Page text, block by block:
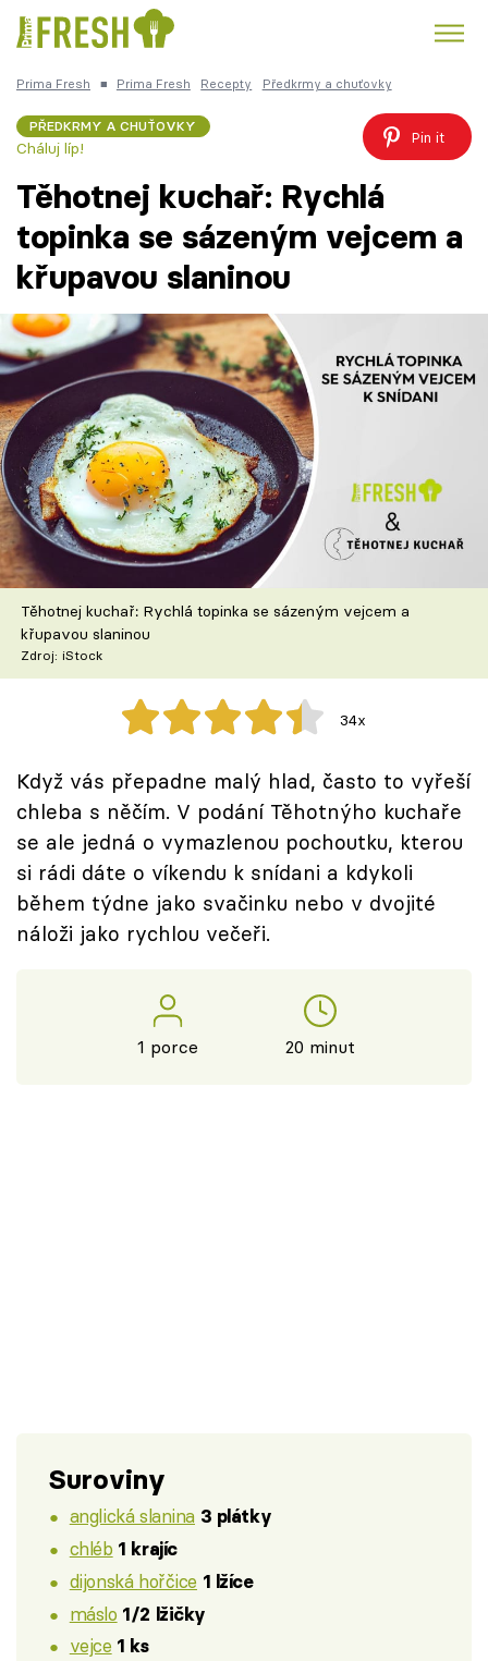
Česká kuchyně
Témata
Recepty
Články
TV Program
Škola vaření
Recepty z TV
Speciál: Cuketa
Těhotnej kuchař
Sledujte prima+
Přihlášení
Sledujte nás
Prima Fresh ■ Prima Fresh Recepty Předkrmy a chuťovky
PŘEDKRMY A CHUŤOVKY
Cháluj líp!
Pin it
Těhotnej kuchař: Rychlá
topinka se sázeným vejcem a
křupavou slaninou
Těhotnej kuchař: Rychlá topinka se sázeným vejcem a
křupavou slaninou
Zdroj: iStock
34x
Když vás přepadne malý hlad, často to vyřeší
chleba s něčím. V podání Těhotnýho kuchaře
se ale jedná o vymazlenou pochoutku, kterou
si rádi dáte o víkendu k snídani a kdykoli
během týdne jako svačinku nebo v dvojité
náloži jako rychlou večeři.
1 porce 20 minut
Suroviny
anglická slanina 3 plátky
chléb 1 krajíc
dijonská hořčice 1 lžíce
máslo 1/2 lžičky
vejce 1 ks